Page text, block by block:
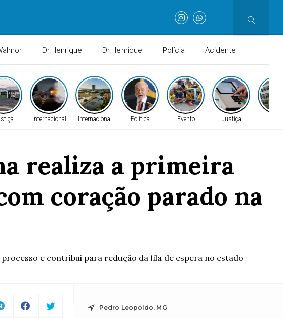
Dr.Henrique Dr.Henrique Polícia Acidente
Internacional Internacional Política Evento Justiça
realiza a primeira
coração parado na
e contribui para redução da fila de espera no estado
Pedro Leopoldo, MG